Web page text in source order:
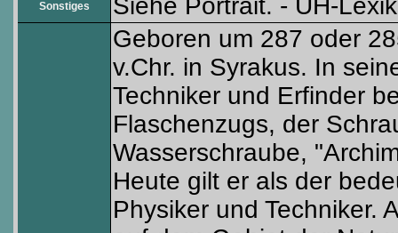
Sonstiges Siehe Portrait. - UH-
Geboren um 287 oder
v.Chr. in Syrakus. In
Techniker und Erfinder
Flaschenzugs, der
Wasserschraube,
Heute gilt er als der
Physiker und Techniker.